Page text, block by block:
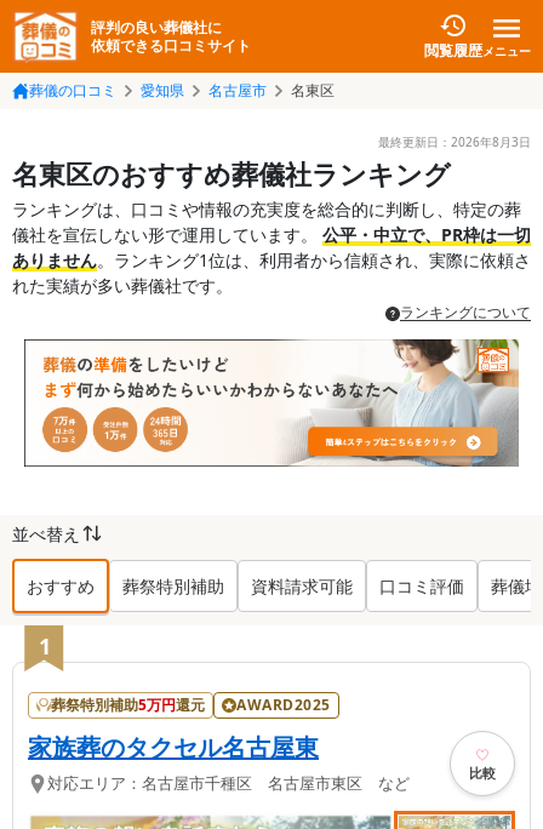
評判の良い葬儀社に
依頼できる口コミサイト
閲覧履歴メニュー
葬儀の口コミ 愛知県 名古屋市 名東区
最終更新日： 2026年8月3日
名東区のおすすめ葬儀社ランキング
ランキングは、口コミや情報の充実度を総合的に判断し、特定の葬
儀社を宣伝しない形で運用しています。 公平・中立で、PR枠は一切
ありません。ランキング1位は、利用者から信頼され、実際に依頼さ
れた実績が多い葬儀社です。
ランキングについて
並べ替え
おすすめ 葬祭特別補助 資料請求可能 口コミ評価 葬儀
名東区
1
葬祭特別補助5万円還元 AWARD2025
家族葬のタクセル名古屋東
対応エリア： 名古屋市千種区 名古屋市東区 など 比較